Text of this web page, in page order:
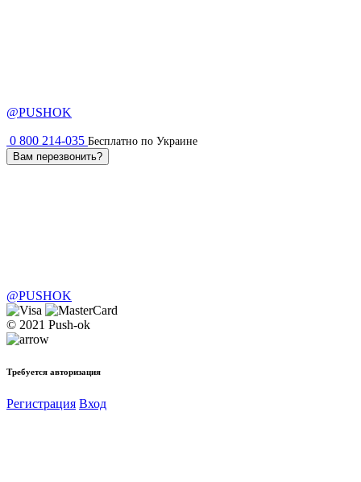
@PUSHOK
0 800 214-035 Бесплатно по Украине
Вам перезвонить?
@PUSHOK
© 2021 Push-ok
Требуется авторизация
Регистрация Вход